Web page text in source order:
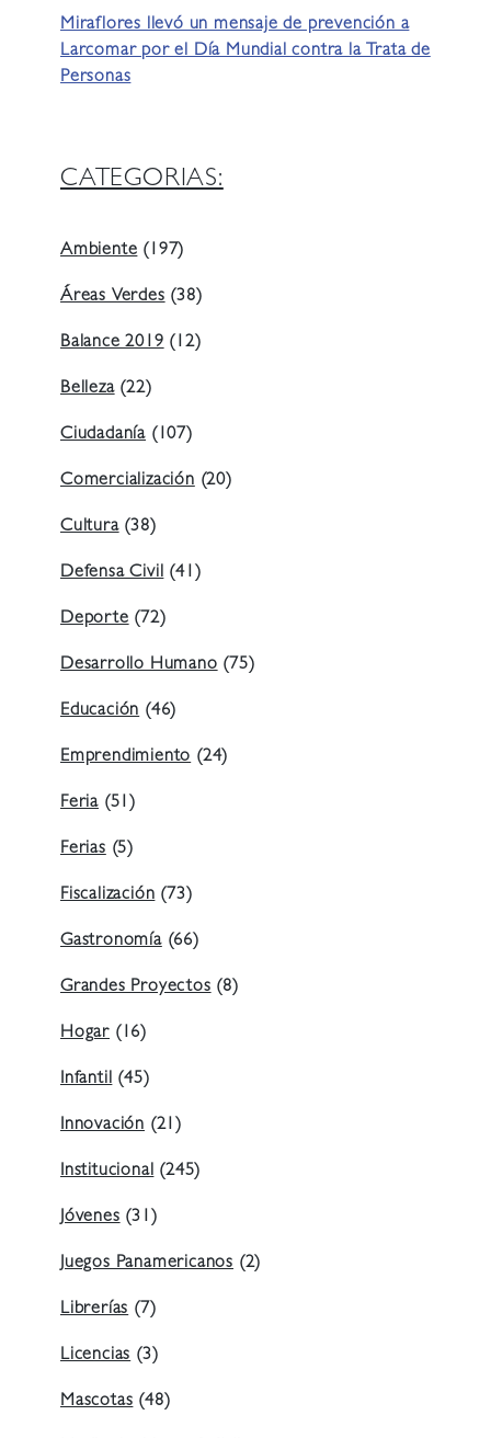
Miraflores llevó un mensaje de prevención a
Larcomar por el Día Mundial contra la Trata de
Personas
CATEGORIAS:
Ambiente(197)
Áreas Verdes(38)
Balance 2019(12)
Belleza(22)
Ciudadanía (107)
Comercialización(20)
Cultura(38)
Defensa Civil(41)
Deporte(72)
Desarrollo Humano(75)
Educación(46)
Emprendimiento(24)
Feria (51)
Ferias(5)
Fiscalización(73)
Gastronomía(66)
Grandes Proyectos(8)
Hogar (16)
Infantil(45)
Innovación (21)
Institucional(245)
Jóvenes(31)
Juegos Panamericanos (2)
Librerías(7)
Licencias(3)
Mascotas(48)